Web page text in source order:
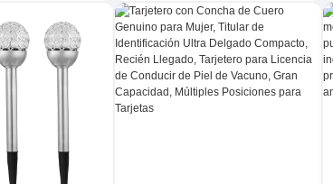
macho y hembra para
aplicaciones de fontanería.